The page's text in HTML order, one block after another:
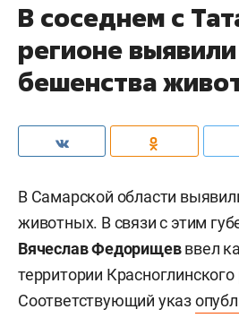
В соседнем с
регионе
бешенства
В Самарской области
животных. В связи с этим
Вячеслав Федорищевввел
территории Красноглинского
Соответствующий указ